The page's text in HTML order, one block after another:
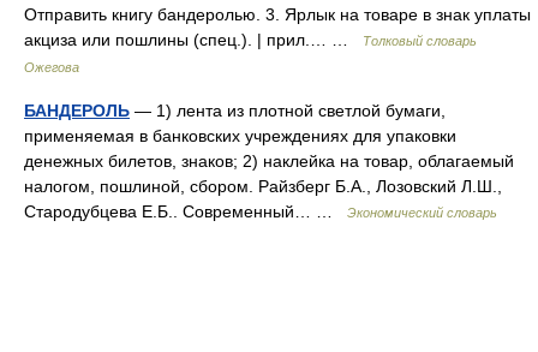
Отправить книгу бандеролью. 3. Ярлык на товаре в знак уплаты
акциза или пошлины (спец.). | прил.… …
Толковый словарь
Ожегова
БАНДЕРОЛЬ — 1) лента из плотной светлой бумаги,
применяемая в банковских учреждениях для упаковки
денежных билетов, знаков; 2) наклейка на товар, облагаемый
налогом, пошлиной, сбором. Райзберг Б.А., Лозовский Л.Ш.,
Стародубцева Е.Б.. Современный… …
Экономический словарь